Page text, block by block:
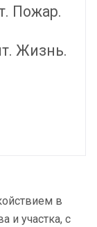
Пожар.
Жизнь.
в
и участка, с